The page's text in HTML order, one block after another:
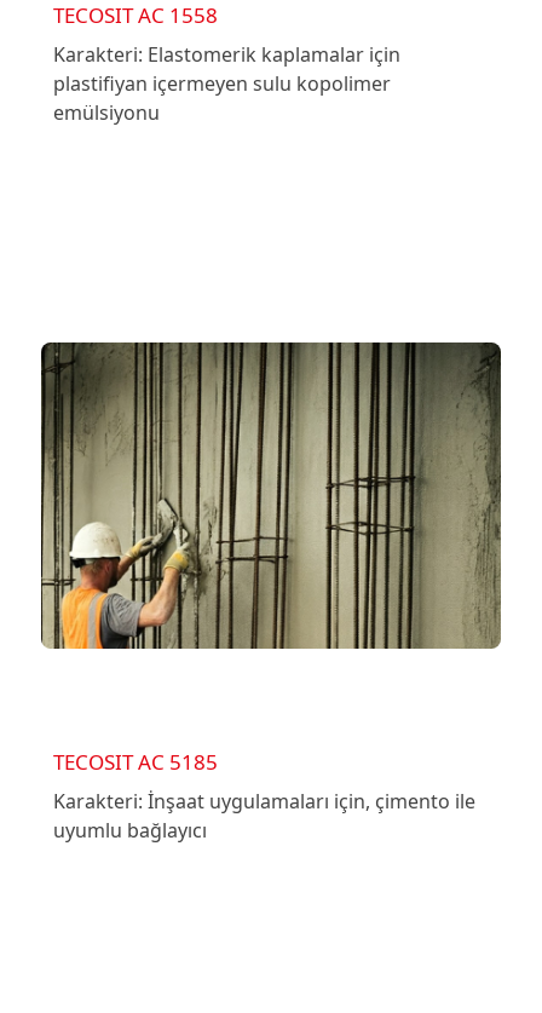
TECOSIT AC 1558
Karakteri: Elastomerik kaplamalar için
plastifiyan içermeyen sulu kopolimer
emülsiyonu
TECOSIT AC 5185
Karakteri: İnşaat uygulamaları için, çimento ile
uyumlu bağlayıcı